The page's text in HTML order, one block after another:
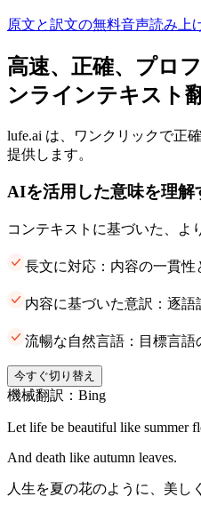
原文と訳文の無料音声読み上
高速、正確、プロ
ンラインテキスト
lufe.ai は、ワンクリックで正
提供します。
AIを活用した意味を理解
コンテキストに基づいた、よ
長文に対応：内容の一貫性
内容に基づいた意訳：逐語
流暢な自然言語：目標言語
今すぐ切り替え
機械翻訳：Bing
Let life be beautiful like summer
And death like autumn leaves.
人生を夏の花のように、美し